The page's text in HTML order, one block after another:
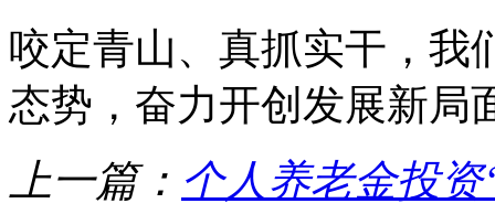
咬定青山、真抓实干，我
态势，奋力开创发展新局
上一篇： 个人养老金投